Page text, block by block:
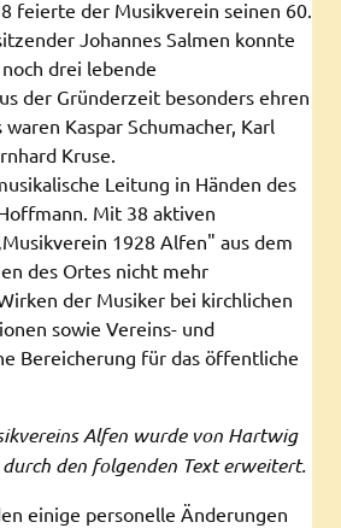
feierte der Musikverein seinen 60.
Johannes Salmen konnte
drei lebende
der Gründerzeit besonders ehren
Kaspar Schumacher, Karl
Kruse.
Leitung in Händen des
Mit 38 aktiven
1928 Alfen" aus dem
des Ortes nicht mehr
der Musiker bei kirchlichen
sowie Vereins- und
Bereicherung für das öffentliche
Alfen wurde von Hartwig
den folgenden Text erweitert.
einige personelle Änderungen